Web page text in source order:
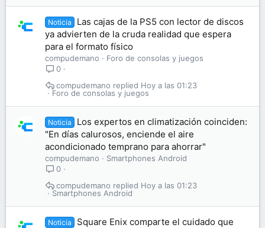
Noticia
Las cajas de la PS5 con lector de discos
ya advierten de la cruda realidad que espera
para el formato físico
compudemano
Foro de consolas y juegos
0
Foro de consolas y juegos
Hoy a las 01:23
compudemano
Noticia
Los expertos en climatización coinciden:
"En días calurosos, enciende el aire
acondicionado temprano para ahorrar"
compudemano
Smartphones Android
0
Smartphones Android
Hoy a las 01:23
compudemano
Noticia
Square Enix comparte el cuidado que